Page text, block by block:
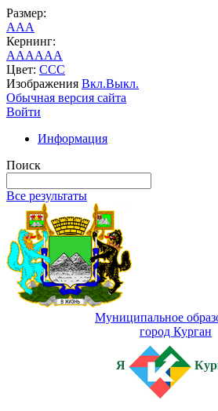
Размер:
AAA
Кернинг:
AAAAAA
Цвет: CCC
Изображения Вкл.Выкл.
Обычная версия сайта
Войти
Информация
Поиск
Все результаты
Муниципальное
город Курган
Я